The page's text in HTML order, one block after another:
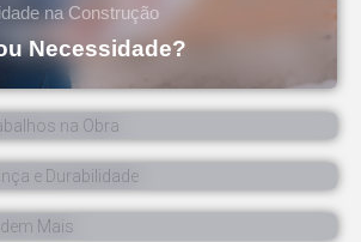
na Construção
Necessidade?
de Projetos
Retrabalhos na Obra
Estrutura
e Durabilidade
Blog
Vendem Mais
ProjetoBlog